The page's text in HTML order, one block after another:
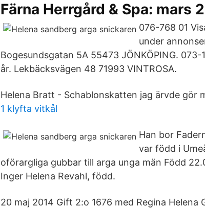
Färna Herrgård & Spa: mars
076-768 01
under
Bogesundsgatan 5A 55473 JÖNKÖPING.
år. Lekbäcksvägen 48 71993 VINTROSA.
Helena Bratt - Schablonskatten jag ärvde gör
1 klyfta vitkål
Han bor
var född i
oförargliga gubbar till arga unga män Född
Inger Helena Revahl, född.
20 maj 2014 Gift 2:o 1676 med Regina